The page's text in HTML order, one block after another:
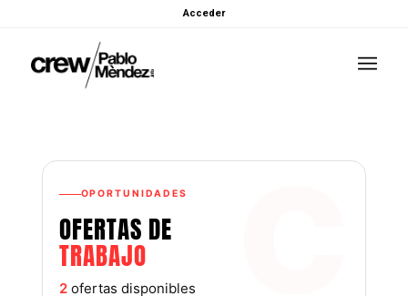
Acceder
OPORTUNIDADES
OFERTAS DE
TRABAJO
2ofertas disponibles